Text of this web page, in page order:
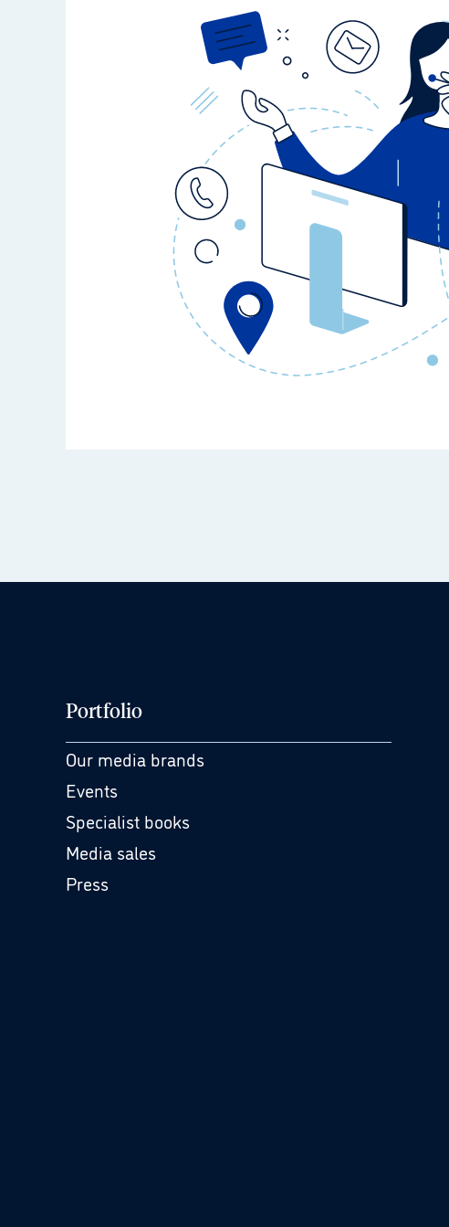
Portfolio
Our media brands
Events
Specialist books
Media sales
Press